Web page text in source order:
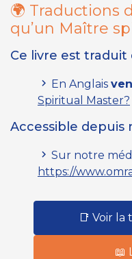
🌍 Traductions
qu’un Maître
Ce livre est traduit
En Anglais
Spiritual Master?
Accessible
Sur notre
https://
📑 Voir
📖